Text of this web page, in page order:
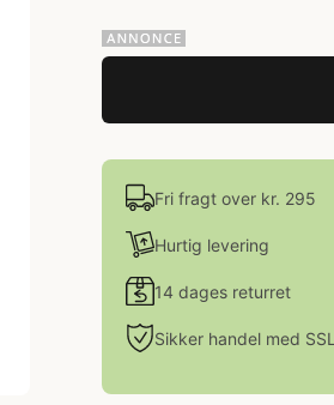
Fri fragt over kr. 295
Hurtig levering
14 dages returret
Sikker handel med SSL